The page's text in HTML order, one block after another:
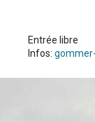
Entrée libre
Infos: